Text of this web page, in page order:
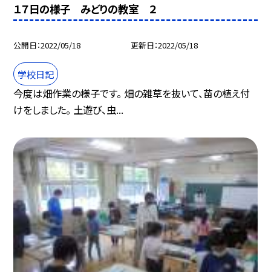
１７日の様子 みどりの教室 ２
公開日 2022/05/18 更新日 2022/05/18
学校日記
今度は畑作業の様子です。 畑の雑草を抜いて、苗の植え付
けをしました。 土遊び、虫...